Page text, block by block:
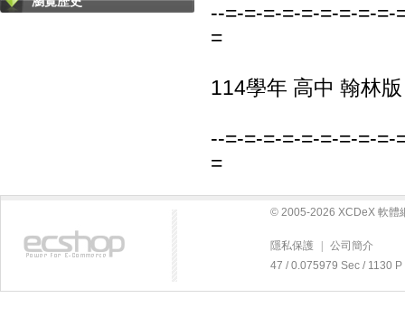
--=-=-=-=-=-=-=-=-=-
=
114學年 高中 翰林
--=-=-=-=-=-=-=-=-=-
=
© 2005-2026 XCDeX 軟體
隱私保護
公司簡介
47 / 0.075979 Sec / 1130